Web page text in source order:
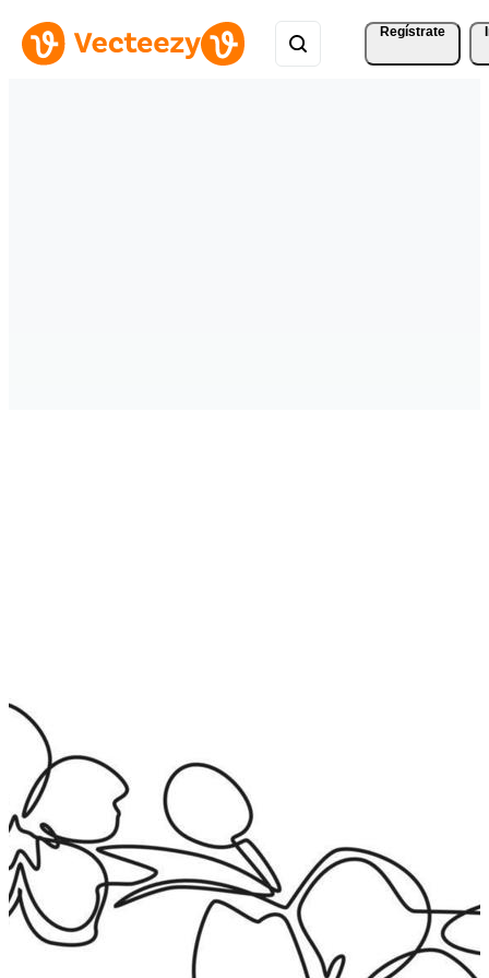
Regístrate